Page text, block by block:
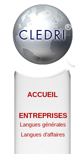
ACCUEIL
ENTREPRISES
Langues générales
Langues d'affaires